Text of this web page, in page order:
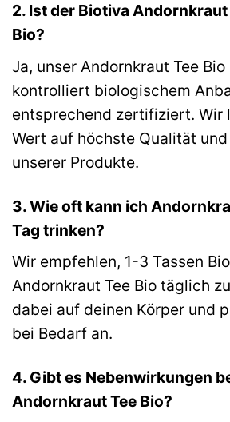
2. Ist der Biotiva
Bio?
Ja, unser Andornkraut Tee
kontrolliert biologischem
entsprechend zertifiziert. Wir
Wert auf höchste Qualität
unserer Produkte.
3. Wie oft kann ich
Tag trinken?
Wir empfehlen, 1-3 Tassen
Andornkraut Tee Bio täglich
dabei auf deinen Körper und
bei Bedarf an.
4. Gibt es Nebenwirkungen
Andornkraut Tee Bio?